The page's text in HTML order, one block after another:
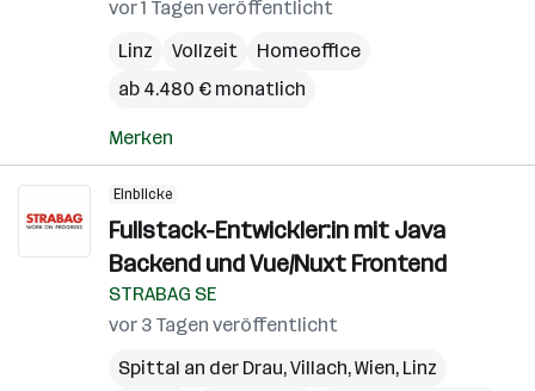
vor 1 Tagen veröffentlicht
Linz
Vollzeit
Homeoffice
ab 4.480 € monatlich
Merken
Einblicke
Fullstack-Entwickler:in mit Java
Backend und Vue/Nuxt Frontend
STRABAG SE
vor 3 Tagen veröffentlicht
Spittal an der Drau,Villach,Wien, Linz